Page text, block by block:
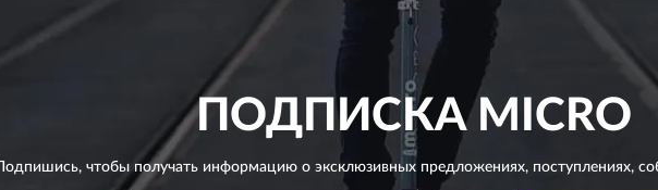
ПОДПИСКАMICRO
Подпишись, чтобы получать информацию о эксклюзивных предложениях,поступлениях,